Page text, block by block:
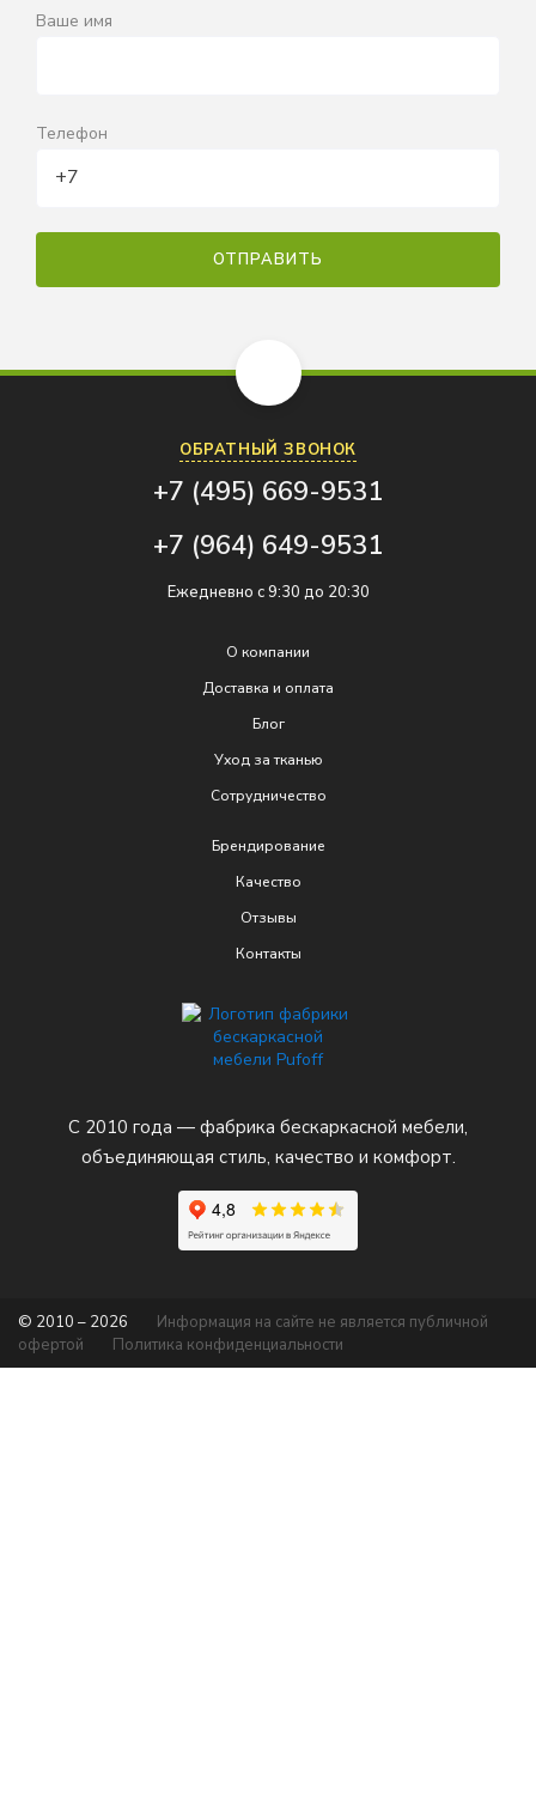
Ваше имя
Телефон
С 2010 года — фабрика бескаркасной мебели,
объединяющая стиль, качество и комфорт.
О компании
Доставка и оплата
Блог
Уход за тканью
Сотрудничество
Брендирование
Качеcтво
Отзывы
Контакты
ОБРАТНЫЙ ЗВОНОК
+7 (495) 669-9531
+7 (964) 649-9531
Ежедневно с 9:30 до 20:30
© 2010 – 2026
Информация на сайте не является публичной
офертой
Политика конфиденциальности